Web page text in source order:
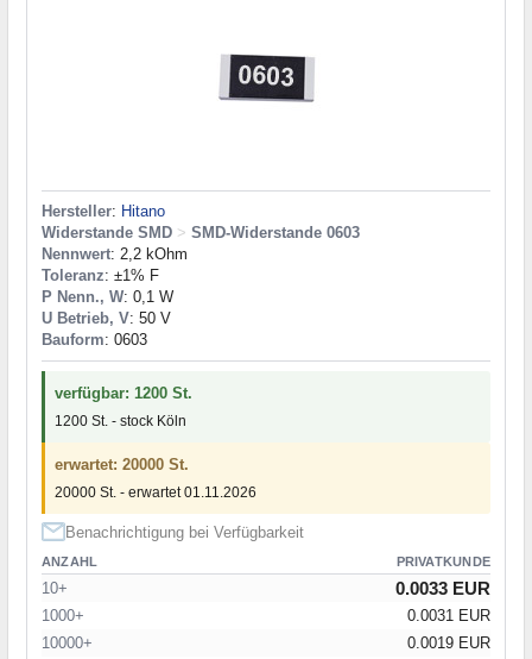
Hersteller: Hitano
Widerstande SMD > SMD-Widerstande 0603
Nennwert: 2,2 kOhm
Toleranz: ±1% F
P Nenn., W: 0,1 W
U Betrieb, V: 50 V
Bauform: 0603
verfügbar: 1200 St.
1200 St. - stock Köln
erwartet: 20000 St.
20000 St. - erwartet 01.11.2026
Benachrichtigung bei Verfügbarkeit
ANZAHL PRIVATKUNDE
10+ 0.0033 EUR
1000+
0.0031 EUR
10000+
0.0019 EUR